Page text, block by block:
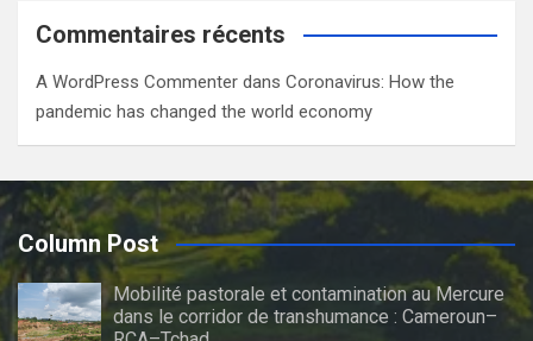
Commentaires récents
A WordPress Commenter dans Coronavirus: How the
pandemic has changed the world economy
Column Post
Mobilité pastorale et contamination au Mercure
dans le corridor de transhumance : Cameroun–